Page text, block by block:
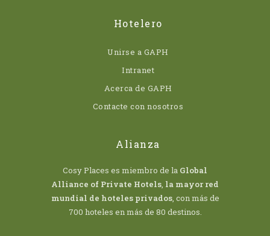
Hotelero
Unirse a GAPH
Intranet
Acerca de GAPH
Contacte con nosotros
Alianza
Cosy Places es miembro de la Global
Alliance of Private Hotels, la mayor red
mundial de hoteles privados, con más de
700 hoteles en más de 80 destinos.